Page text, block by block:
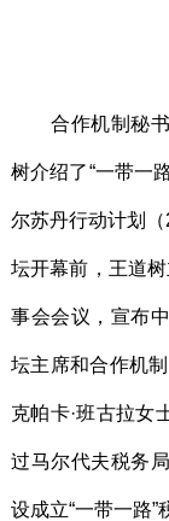
合作机制秘书
树介绍了“一带一
尔苏丹行动计划
坛开幕前，王道
事会会议，宣布
坛主席和合作机
克帕卡·班古拉女
过马尔代夫税务
设成立“一带一路”